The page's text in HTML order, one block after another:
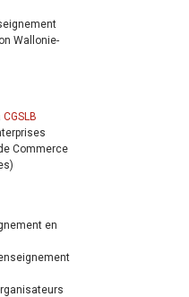
Wallonie-
CGSLB
Commerce
en